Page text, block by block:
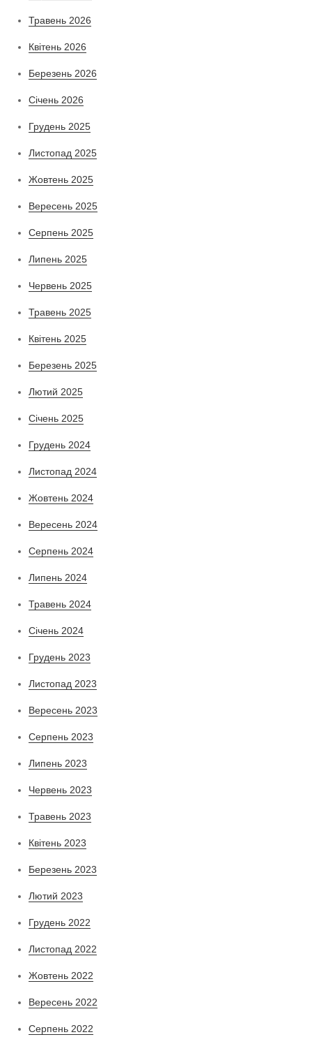
Травень 2026
Квітень 2026
Березень 2026
Січень 2026
Грудень 2025
Листопад 2025
Жовтень 2025
Вересень 2025
Серпень 2025
Липень 2025
Червень 2025
Травень 2025
Квітень 2025
Березень 2025
Лютий 2025
Січень 2025
Грудень 2024
Листопад 2024
Жовтень 2024
Вересень 2024
Серпень 2024
Липень 2024
Травень 2024
Січень 2024
Грудень 2023
Листопад 2023
Вересень 2023
Серпень 2023
Липень 2023
Червень 2023
Травень 2023
Квітень 2023
Березень 2023
Лютий 2023
Грудень 2022
Листопад 2022
Жовтень 2022
Вересень 2022
Серпень 2022